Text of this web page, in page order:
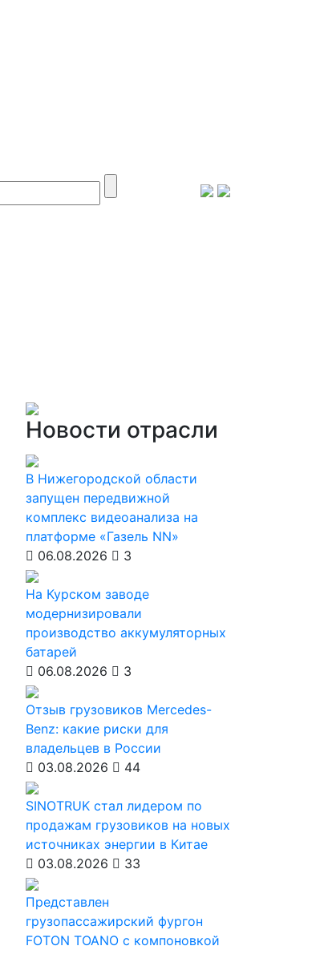
Новости отрасли
В Нижегородской области
запущен передвижной
комплекс видеоанализа на
платформе «Газель NN»
06.08.2026
3
На Курском заводе
модернизировали
производство аккумуляторных
батарей
06.08.2026
3
Отзыв грузовиков Mercedes-
Benz: какие риски для
владельцев в России
03.08.2026
44
SINOTRUK стал лидером по
продажам грузовиков на новых
источниках энергии в Китае
03.08.2026
33
Представлен
грузопассажирский фургон
FOTON TOANO с компоновкой